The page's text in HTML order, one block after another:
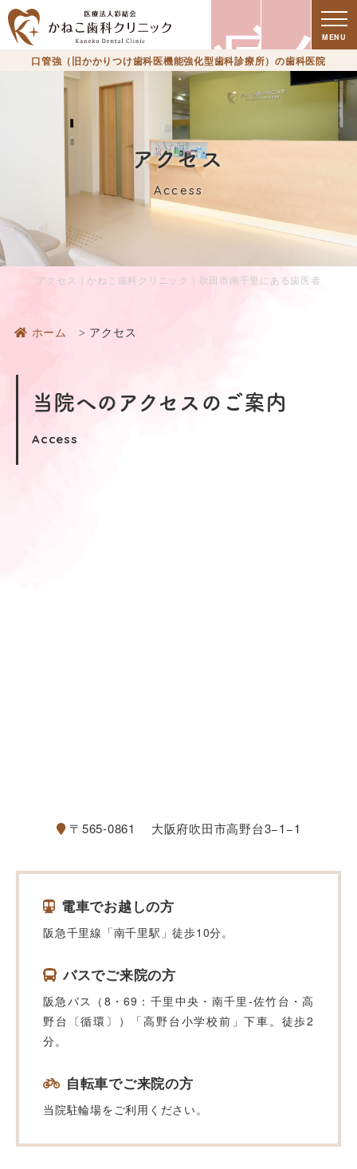
療
時
間
ク
セ
ス
MENU
口管強（旧かかりつけ歯科医機能強化型歯科診療所）の歯科医院
アクセス
Access
アクセス｜かねこ歯科クリニック｜吹田市南千里にある歯医者
ホーム アクセス
当院へのアクセスのご案内
Access
〒565-0861 大阪府吹田市高野台3−1−1
電車でお越しの方
阪急千里線「南千里駅」徒歩10分。
バスでご来院の方
阪急バス（8・69：千里中央・南千里-佐竹台・高
野台〔循環〕）「高野台小学校前」下車。徒歩2
分。
自転車でご来院の方
当院駐輪場をご利用ください。